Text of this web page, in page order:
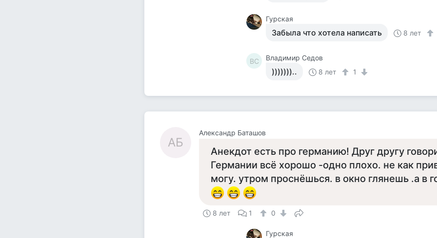
Гурская
Забыла что хотела написать 8 лет
ВС Владимир Седов
))))))).. 8 лет 1
АБ
Александр Баташов
Анекдот есть про германию! Друг другу
Германии всё хорошо -одно плохо. не как
могу. утром проснёшься. в окно глянешь .а в
8 лет 1 0
Гурская